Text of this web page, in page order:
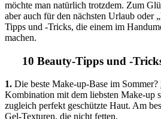
möchte man natürlich trotzdem. Zum
aber auch für den nächsten Urlaub oder
Tipps und -Tricks, die einem im
machen.
10 Beauty-Tipps und -
1. Die beste Make-up-Base im Sommer?
Kombination mit dem liebsten Make-up
zugleich perfekt geschützte Haut. Am
Gel-Texturen, die nicht fetten.